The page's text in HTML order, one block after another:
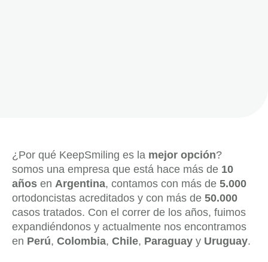
¿Por qué KeepSmiling es la mejor opción?
somos una empresa que está hace más de 10
años en Argentina, contamos con más de 5.000
ortodoncistas acreditados y con más de 50.000
casos tratados. Con el correr de los años, fuimos
expandiéndonos y actualmente nos encontramos
en Perú, Colombia, Chile, Paraguay y Uruguay.